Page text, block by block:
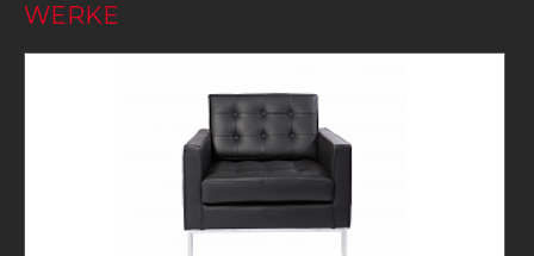
WERKE